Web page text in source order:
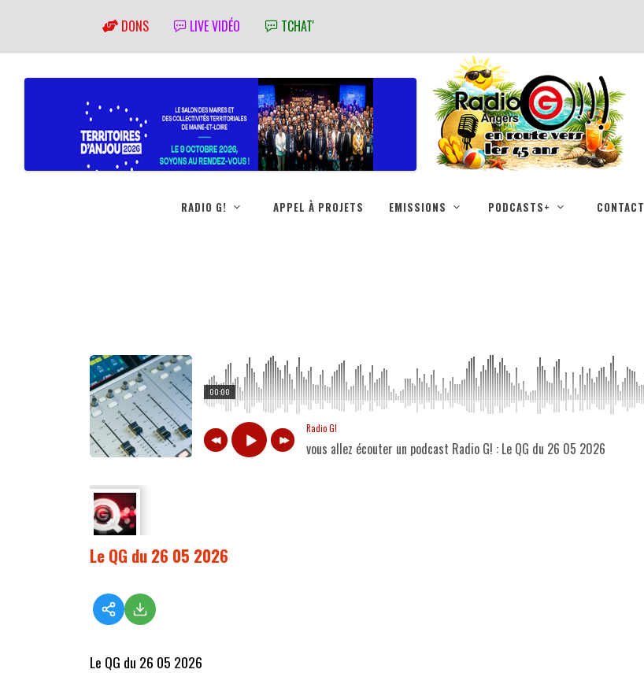
DONS LIVE VIDÉO TCHAT'
RADIO G! APPEL À PROJETS EMISSIONS PODCASTS+ CONTACT
00:00
Radio G!
vous allez écouter un podcast Radio G! : Le QG du 26 05 2026
Le QG du 26 05 2026
Le QG du 26 05 2026